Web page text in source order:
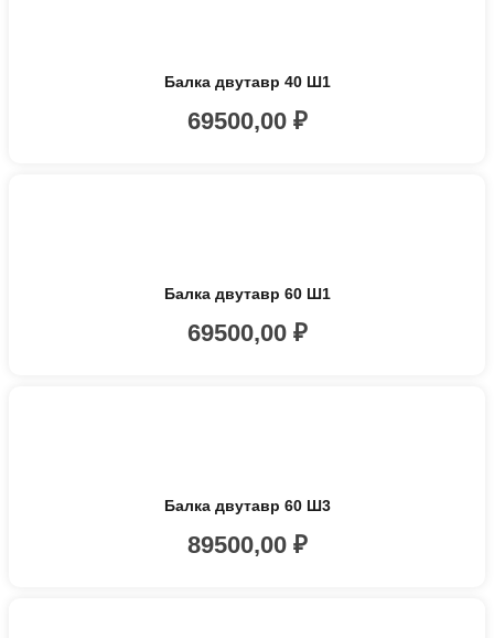
Балка двутавр 40 Ш1
69500,00 ₽
Балка двутавр 60 Ш1
69500,00 ₽
Балка двутавр 60 Ш3
89500,00 ₽